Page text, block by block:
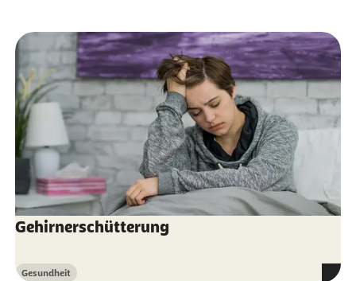
Gehirnerschütterung
Gesundheit